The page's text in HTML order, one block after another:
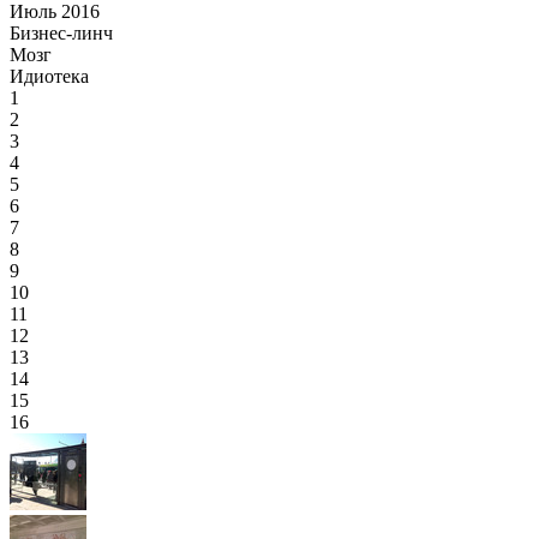
Июль 2016
Бизнес-линч
Мозг
Идиотека
1
2
3
4
5
6
7
8
9
10
11
12
13
14
15
16